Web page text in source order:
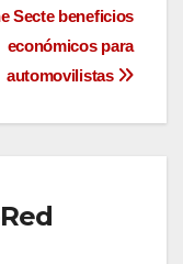
Secte beneficios
económicos para
automovilistas